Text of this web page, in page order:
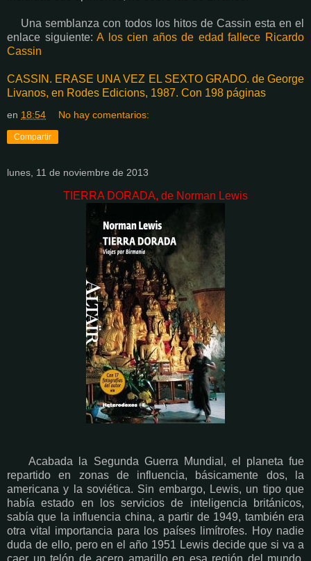
Una semblanza con todos los hitos de Cassin esta en el
enlace siguiente: A los cien años de edad fallece Ricardo
Cassin
CASSIN. ERASE UNA VEZ EL SEXTO GRADO. de George
Livanos, en Rodes Edicions, 1987. Con 198 páginas
en 18:54 No hay comentarios:
Compartir
lunes, 11 de noviembre de 2013
TIERRA DORADA, de Norman Lewis
Acabada la Segunda Guerra Mundial, el planeta fue
repartido en zonas de influencia, básicamente dos, la
americana y la soviética. Sin embargo, Lewis, un tipo que
había estado en los servicios de inteligencia británicos,
sabía que la influencia china, a partir de 1949, también era
otra vital importancia para los países limítrofes. Hoy nadie
duda de ello, pero en el año 1951 Lewis decide que si va a
caer un telón de acero amarillo en esa región del mundo,